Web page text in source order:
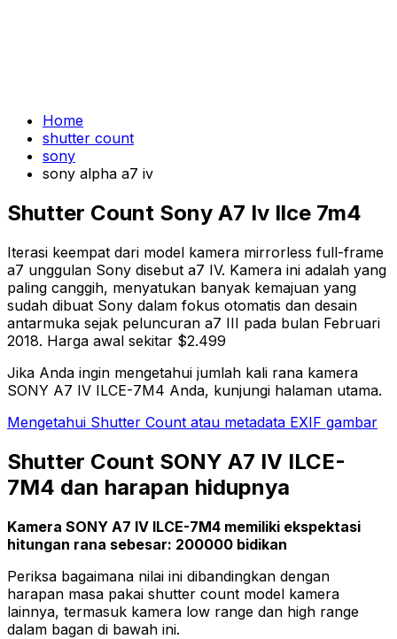
Home
shutter count
sony
sony alpha a7 iv
Shutter Count Sony A7 Iv Ilce 7m4
Iterasi keempat dari model kamera mirrorless full-frame
a7 unggulan Sony disebut a7 IV. Kamera ini adalah yang
paling canggih, menyatukan banyak kemajuan yang
sudah dibuat Sony dalam fokus otomatis dan desain
antarmuka sejak peluncuran a7 III pada bulan Februari
2018. Harga awal sekitar $2.499
Jika Anda ingin mengetahui jumlah kali rana kamera
SONY A7 IV ILCE-7M4 Anda, kunjungi halaman utama.
Mengetahui Shutter Count atau metadata EXIF gambar
Shutter Count SONY A7 IV ILCE-
7M4 dan harapan hidupnya
Kamera SONY A7 IV ILCE-7M4 memiliki ekspektasi
hitungan rana sebesar: 200000 bidikan
Periksa bagaimana nilai ini dibandingkan dengan
harapan masa pakai shutter count model kamera
lainnya, termasuk kamera low range dan high range
dalam bagan di bawah ini.